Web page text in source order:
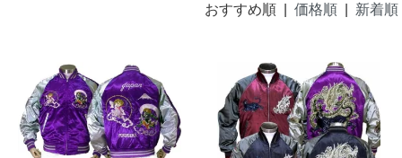
おすすめ順 | 価格順| 新着順